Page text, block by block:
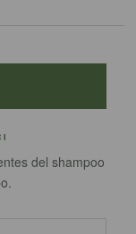
del shampoo